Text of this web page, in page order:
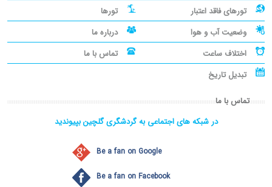
تورهای فاقد اعتبار
تورها
وضعیت آب و هوا
درباره ما
اختلاف ساعت
تماس با ما
تبدیل تاریخ
تماس با ما
در شبکه های اجتماعی به گردشگری گلچین بپیوندید
Be a fan on Google
Be a fan on Facebook